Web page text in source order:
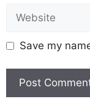
Save my